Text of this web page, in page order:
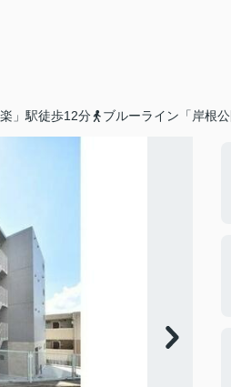
」駅徒歩12分 ブルーライン「岸根